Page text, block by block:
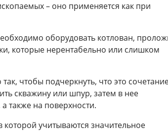
– оно применяется как при
оборудовать котлован,
которые нерентабельно или слишком
чтобы подчеркнуть, что это
скважину или шпур, затем в нее
также на поверхности.
учитываются значительное